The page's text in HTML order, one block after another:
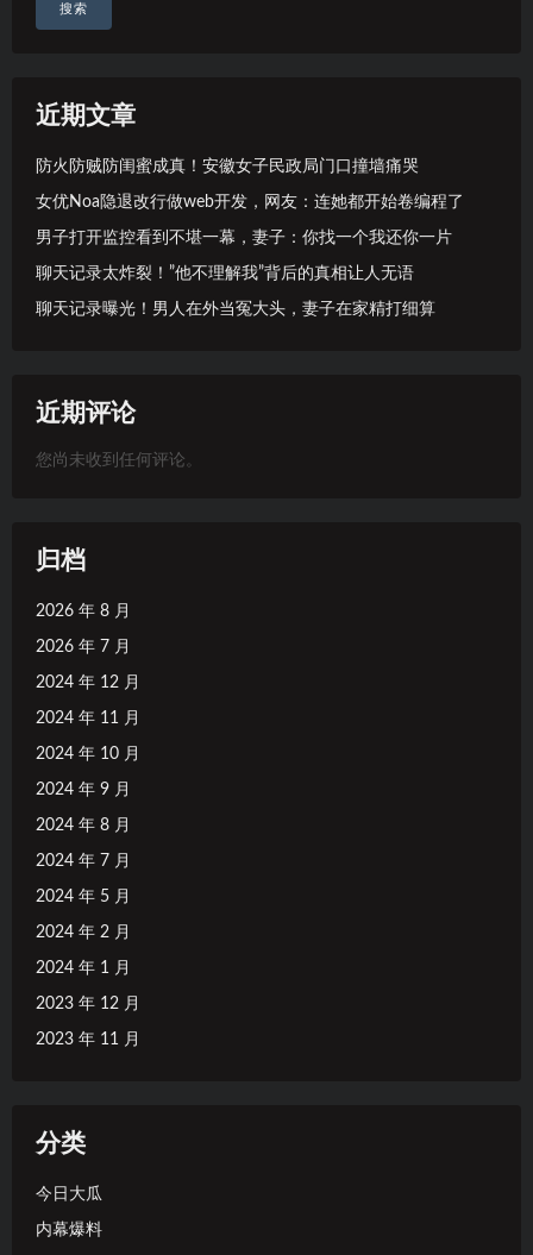
搜索
近期文章
防火防贼防闺蜜成真！安徽女子民政局门口撞墙痛哭
女优Noa隐退改行做web开发，网友：连她都开始卷编程了
男子打开监控看到不堪一幕，妻子：你找一个我还你一片
聊天记录太炸裂！”他不理解我”背后的真相让人无语
聊天记录曝光！男人在外当冤大头，妻子在家精打细算
近期评论
您尚未收到任何评论。
归档
2026 年 8 月
2026 年 7 月
2024 年 12 月
2024 年 11 月
2024 年 10 月
2024 年 9 月
2024 年 8 月
2024 年 7 月
2024 年 5 月
2024 年 2 月
2024 年 1 月
2023 年 12 月
2023 年 11 月
分类
今日大瓜
内幕爆料